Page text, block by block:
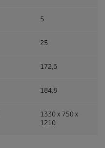
5
25
172,6
184,8
1330 x 750 x
1210